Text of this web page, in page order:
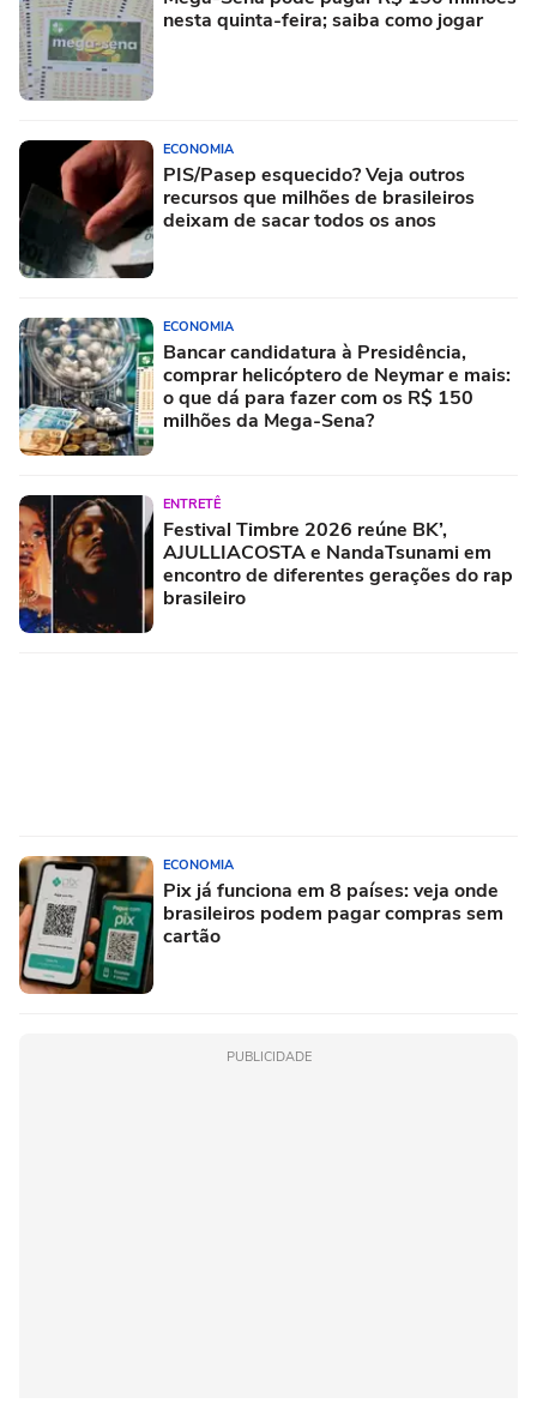
nesta quinta-feira; saiba como jogar
ECONOMIA
PIS/Pasep esquecido? Veja outros
recursos que milhões de brasileiros
deixam de sacar todos os anos
ECONOMIA
Bancar candidatura à Presidência,
comprar helicóptero de Neymar e mais:
o que dá para fazer com os R$ 150
milhões da Mega-Sena?
ENTRETÊ
Festival Timbre 2026 reúne BK’,
AJULLIACOSTA e NandaTsunami em
encontro de diferentes gerações do rap
brasileiro
ECONOMIA
Pix já funciona em 8 países: veja onde
brasileiros podem pagar compras sem
cartão
PUBLICIDADE